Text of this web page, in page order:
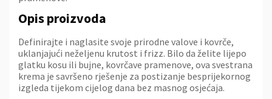
Opis proizvoda
Definirajte i naglasite svoje prirodne valove i kovrče,
uklanjajući neželjenu krutost i frizz. Bilo da želite lijepo
glatku kosu ili bujne, kovrčave pramenove, ova svestrana
krema je savršeno rješenje za postizanje besprijekornog
izgleda tijekom cijelog dana bez masnog osjećaja.